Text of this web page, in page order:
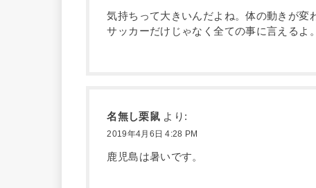
気持ちって大きいんだよね。体の動きが変
サッカーだけじゃなく全ての事に言えるよ。
名無し栗鼠 より:
2019年4月6日 4:28 PM
鹿児島は暑いです。